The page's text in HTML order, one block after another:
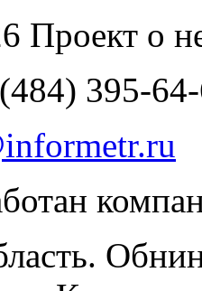
Проект о
395-